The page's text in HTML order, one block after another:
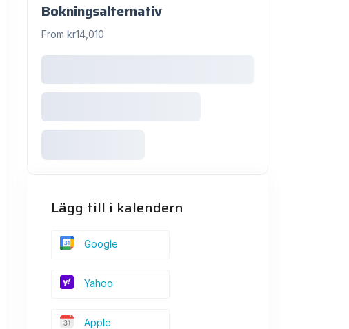
Bokningsalternativ
From kr14,010
Lägg till i kalendern
Google
Yahoo
Apple